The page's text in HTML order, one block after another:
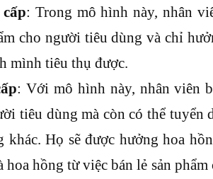
: Trong mô hình này, nhân
cho người tiêu dùng và chỉ
mình tiêu thụ được.
p: Với mô hình này, nhân viên
tiêu dùng mà còn có thể tuyển
khác. Họ sẽ được hưởng hoa
hồng từ việc bán lẻ sản phẩm